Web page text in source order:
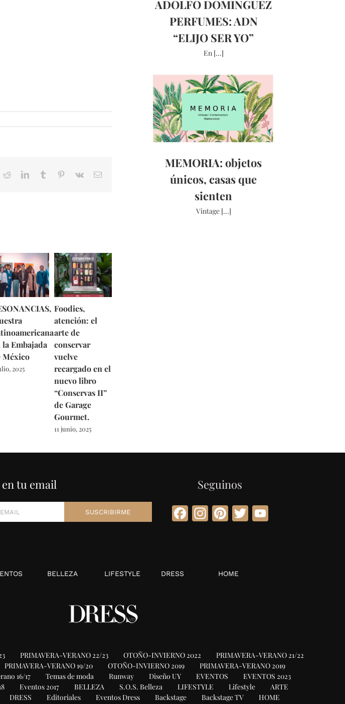
RedditLinkedInTumblr Pinterest
Vk Email
la Embajada
México
2025
Foodies,
atención: el
arte de
conservar
vuelve
recargado en el
nuevo libro
“Conservas II”
de Garage
Gourmet.
11 junio, 2025
ADOLFO DOMINGUEZ
PERFUMES: ADN
“ELIJO SER YO”
En [...]
MEMORIA: objetos
únicos, casas que
sienten
Vintage [...]
en tu email Seguinos
Facebook
Instagram
Pinterest
TwitterYouTube
BELLEZA LIFESTYLE DRESS HOME
PRIMAVERA-VERANO 22/23 OTOÑO-INVIERNO 2022
PRIMAVERA-VERANO 21/22
PRIMAVERA-VERANO 19/20 OTOÑO-INVIERNO 2019
PRIMAVERA-VERANO 2019
16/17 Temas de moda Runway Diseño UY EVENTOS
EVENTOS 2023
Eventos 2017 BELLEZA S.O.S. Belleza LIFESTYLE Lifestyle
ARTE
DRESS Editoriales Eventos Dress Backstage Backstage TV HOME